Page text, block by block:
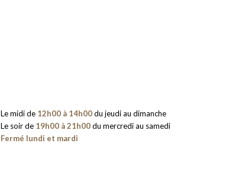
Le midi de 12h00 à 14h00du jeudi au dimanche
Le soir de 19h00 à 21h00du mercredi au samedi
Fermé lundi et mardi